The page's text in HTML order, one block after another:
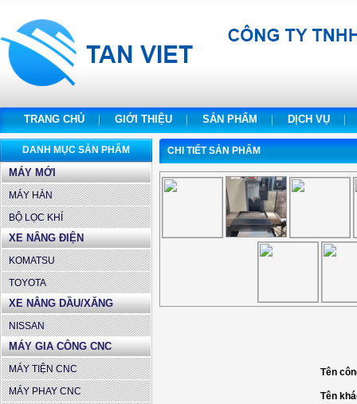
TRANG CHỦ GIỚI THIỆU SẢN PHẨM DỊCH VỤ
DANH MỤC SẢN PHẨM
MÁY MỚI
MÁY HÀN
BỘ LỌC KHÍ
XE NÂNG ĐIỆN
KOMATSU
TOYOTA
XE NÂNG DẦU/XĂNG
NISSAN
MÁY GIA CÔNG CNC
MÁY TIỆN CNC
MÁY PHAY CNC
CHI TIẾT SẢN PHẨM
Tên
Tên